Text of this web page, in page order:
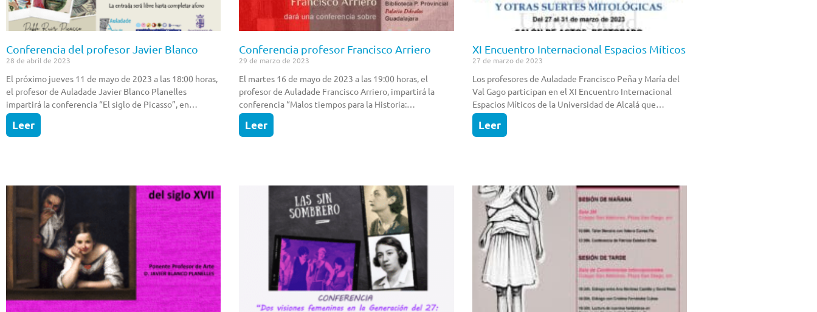
Conferencia del profesor Javier Blanco
28 de abril de 2023
El próximo jueves 11 de mayo de 2023 a las 18:00 horas,
el profesor de Auladade Javier Blanco Planelles
impartirá la conferencia “El siglo de Picasso”, en…
Leer
Conferencia profesor Francisco Arriero
29 de marzo de 2023
El martes 16 de mayo de 2023 a las 19:00 horas, el
profesor de Auladade Francisco Arriero, impartirá la
conferencia “Malos tiempos para la Historia:…
Leer
XI Encuentro Internacional Espacios Míticos
27 de marzo de 2023
Los profesores de Auladade Francisco Peña y María del
Val Gago participan en el XI Encuentro Internacional
Espacios Míticos de la Universidad de Alcalá que…
Leer